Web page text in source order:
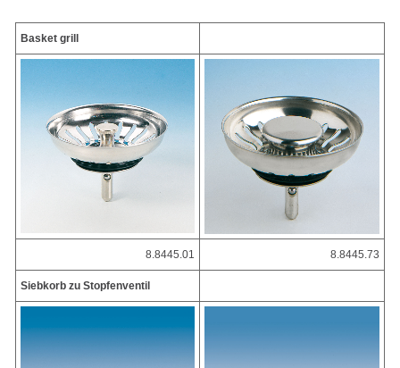
Basket grill
8.8445.01 8.8445.73
Siebkorb zu Stopfenventil